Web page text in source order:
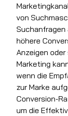
von
höhere
Anzeigen
Marketing
wenn die
zur Marke
Conversion-
um die